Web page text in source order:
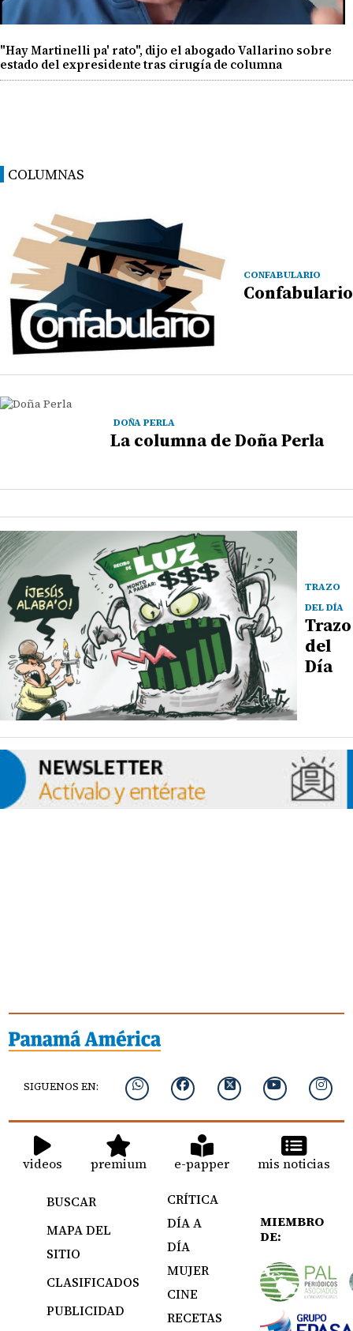
"Hay Martinelli pa' rato", dijo el abogado Vallarino sobre
estado del expresidente tras cirugía de columna
COLUMNAS
CONFABULARIO
Confabulario
DOÑA PERLA
La columna de Doña Perla
TRAZO
DEL DÍA
Trazo
del
Día
SIGUENOS EN:
videos premium e-papper mis noticias
BUSCAR
MAPA DEL
SITIO
CLASIFICADOS
PUBLICIDAD
CRÍTICA
DÍA A
DÍA
MUJER
CINE
RECETAS
MIEMBRO
DE: